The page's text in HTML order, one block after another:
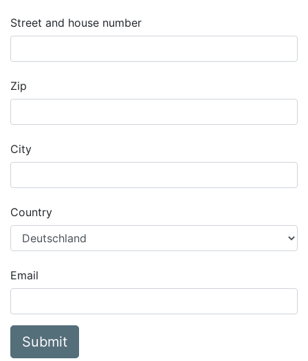
Street and house number
Zip
City
Country
Email
Submit